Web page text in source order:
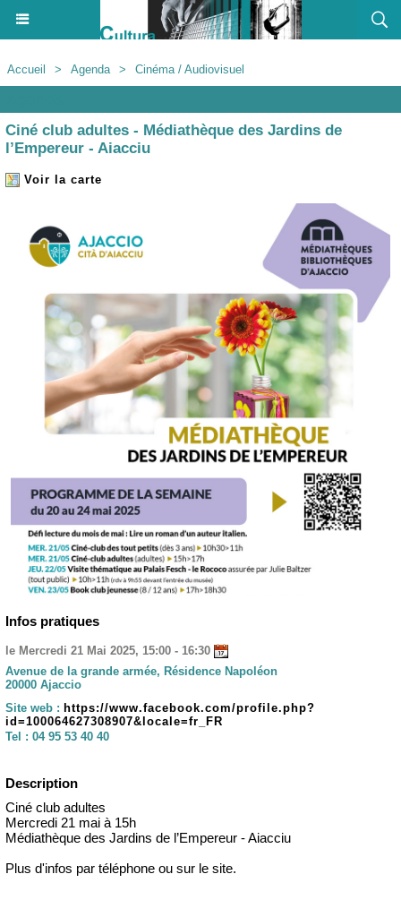
Accueil > Agenda > Cinéma / Audiovisuel
Ciné club adultes - Médiathèque des Jardins de
l’Empereur - Aiacciu
Voir la carte
Infos pratiques
le Mercredi 21 Mai 2025, 15:00 - 16:30
Avenue de la grande armée, Résidence Napoléon
20000 Ajaccio
Site web : https://www.facebook.com/profile.php?
id=100064627308907&locale=fr_FR
Tel : 04 95 53 40 40
Description
Ciné club adultes
Mercredi 21 mai à 15h
Médiathèque des Jardins de l’Empereur - Aiacciu
Plus d'infos par téléphone ou sur le site.